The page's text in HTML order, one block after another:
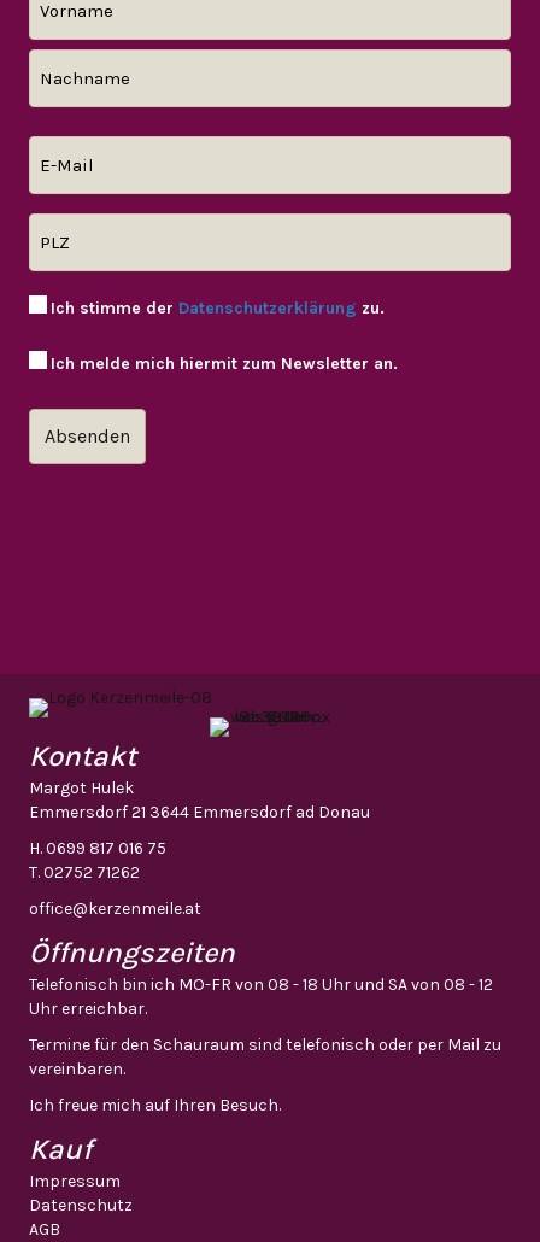
Ich stimme der Datenschutzerklärung zu.
Ich melde mich hiermit zum Newsletter an.
Kontakt
Margot Hulek
Emmersdorf 21 3644 Emmersdorf ad Donau
H.0699 817 016 75
T.02752 71262
office@kerzenmeile.at
Öffnungszeiten
Telefonisch bin ich MO-FR von 08 - 18 Uhr und SA von 08 - 12
Uhr erreichbar.
Termine für den Schauraum sind telefonisch oder per Mail zu
vereinbaren.
Ich freue mich auf Ihren Besuch.
Kauf
Impressum
Datenschutz
AGB